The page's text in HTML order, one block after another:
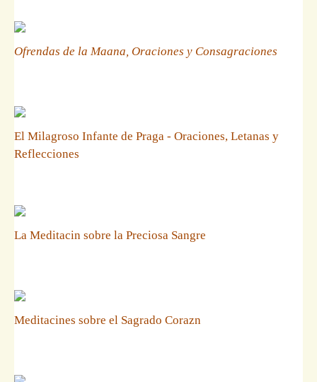
Ofrendas de la Maana, Oraciones y Consagraciones
El Milagroso Infante de Praga - Oraciones, Letanas y
Reflecciones
La Meditacin sobre la Preciosa Sangre
Meditacines sobre el Sagrado Corazn